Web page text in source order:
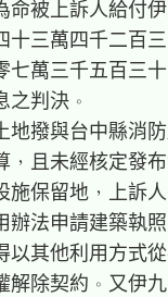
命被上訴人給付
十三萬四千二百
七萬三千五百三
之判決。
地撥與台中縣消
，且未經核定發
施保留地，上訴
辦法申請建築執
以其他利用方式
解除契約。又伊